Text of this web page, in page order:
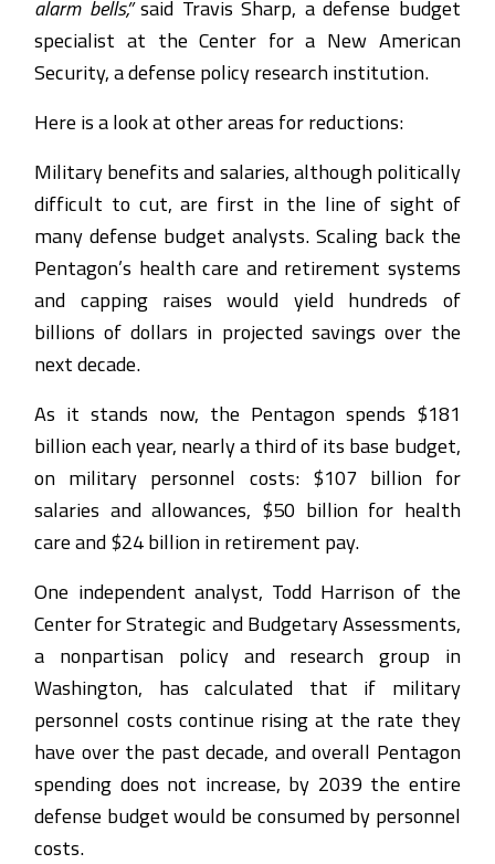
alarm bells,”said Travis Sharp, a defense budget
specialist at the Center for a New American
Security, a defense policy research institution.
Here is a look at other areas for reductions:
Military benefits and salaries, although politically
difficult to cut, are first in the line of sight of
many defense budget analysts. Scaling back the
Pentagon’s health care and retirement systems
and capping raises would yield hundreds of
billions of dollars in projected savings over the
next decade.
As it stands now, the Pentagon spends $181
billion each year, nearly a third of its base budget,
on military personnel costs: $107 billion for
salaries and allowances, $50 billion for health
care and $24 billion in retirement pay.
One independent analyst, Todd Harrison of the
Center for Strategic and Budgetary Assessments,
a nonpartisan policy and research group in
Washington, has calculated that if military
personnel costs continue rising at the rate they
have over the past decade, and overall Pentagon
spending does not increase, by 2039 the entire
defense budget would be consumed by personnel
costs.